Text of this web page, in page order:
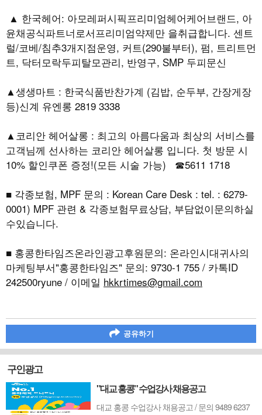
▲ 한국헤어: 아모레퍼시픽프리미엄헤어케어브랜드, 아
윤채공식파트너로서프리미엄약제만 을취급합니다. 센트
럴/코베/침추3개지점운영, 커트(290불부터), 펌, 트리트먼
트, 닥터모락두피탈모관리, 반영구, SMP 두피문신
▲생생마트 : 한국식품반찬가계 (김밥, 순두부, 간장게장
등)신계 유엔롱 2819 3338
▲코리안 헤어살롱 : 최고의 아름다움과 최상의 서비스를
고객님께 선사하는 코리안 헤어살롱 입니다. 첫 방문 시
10% 할인쿠폰 증정!(모든 시술 가능) ☎5611 1718
■ 각종보험, MPF 문의 : Korean Care Desk : tel. : 6279-
0001) MPF 관련 & 각종보험무료상담, 부담없이문의하실
수있습니다.
■ 홍콩한타임즈온라인광고후원문의: 온라인시대귀사의
마케팅부서"홍콩한타임즈" 문의: 9730-1 755 / 카톡ID
242500ryune / 이메일 hkkrtimes@gmail.com
공유하기
구인광고
"대교 홍콩" 수업강사 채용공고
대교 홍콩 수업강사 채용공고 / 문의 9489 6237